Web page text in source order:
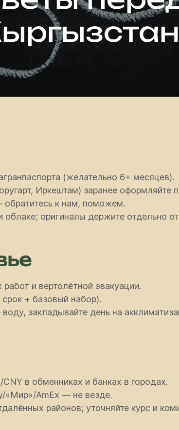
(желательно 6+ месяцев).
Иркештам) заранее оформляйте
к нам, поможем.
оригиналы держите отдельно
и вертолётной эвакуации.
+ базовый набор).
закладывайте день на
в обменниках и банках в городах.
«Мир»/AmEx — не везде.
районов; уточняйте курс и